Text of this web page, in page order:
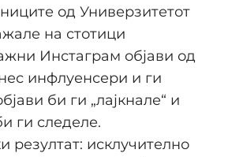
од Универзитетот
на стотици
Инстаграм објави од
инфлуенсери и ги
би ги „лајкнале“ и
ги следеле.
резултат: исклучително